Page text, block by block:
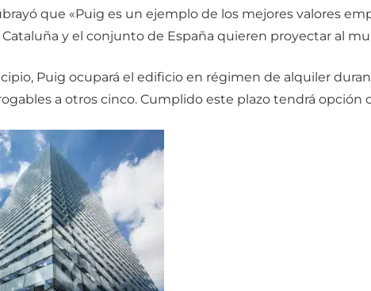
que «Puig es un ejemplo de los mejores valores
Cataluña y el conjunto de España quieren proyectar al
Puig ocupará el edificio en régimen de alquiler
a otros cinco. Cumplido este plazo tendrá opción